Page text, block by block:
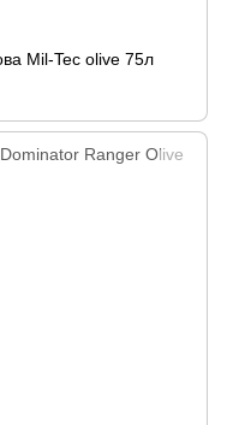
Mil-Tec olive 75л